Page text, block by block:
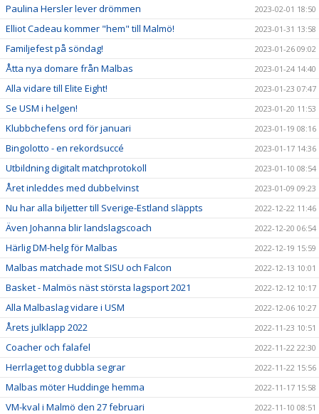
Paulina Hersler lever drömmen 2023-02-01 18:50
Elliot Cadeau kommer "hem" till Malmö! 2023-01-31 13:58
Familjefest på söndag! 2023-01-26 09:02
Åtta nya domare från Malbas 2023-01-24 14:40
Alla vidare till Elite Eight! 2023-01-23 07:47
Se USM i helgen! 2023-01-20 11:53
Klubbchefens ord för januari 2023-01-19 08:16
Bingolotto - en rekordsuccé 2023-01-17 14:36
Utbildning digitalt matchprotokoll 2023-01-10 08:54
Året inleddes med dubbelvinst 2023-01-09 09:23
Nu har alla biljetter till Sverige-Estland släppts 2022-12-22 11:46
Även Johanna blir landslagscoach 2022-12-20 06:54
Härlig DM-helg för Malbas 2022-12-19 15:59
Malbas matchade mot SISU och Falcon 2022-12-13 10:01
Basket - Malmös näst största lagsport 2021 2022-12-12 10:17
Alla Malbaslag vidare i USM 2022-12-06 10:27
Årets julklapp 2022 2022-11-23 10:51
Coacher och falafel 2022-11-22 22:30
Herrlaget tog dubbla segrar 2022-11-22 15:56
Malbas möter Huddinge hemma 2022-11-17 15:58
VM-kval i Malmö den 27 februari 2022-11-10 08:51